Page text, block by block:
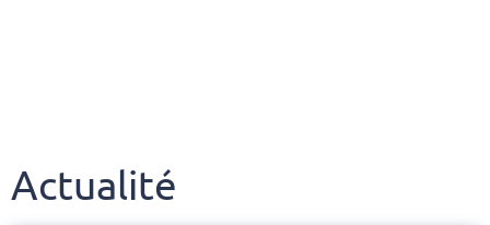
Actualité